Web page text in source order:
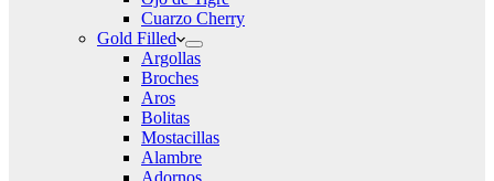
Cuarzo Cherry
Gold Filled
Argollas
Broches
Aros
Bolitas
Mostacillas
Alambre